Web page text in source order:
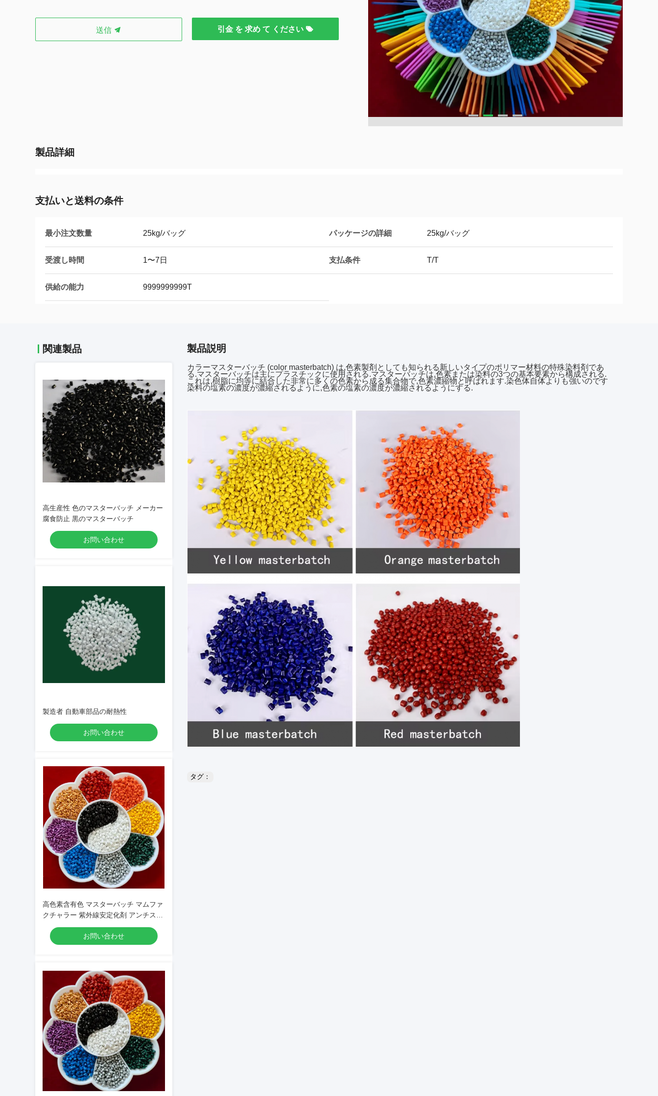
送信 引金 を 求め て ください
製品詳細
支払いと送料の条件
最小注文数量 25kg/バッグ パッケージの詳細 25kg/バッグ
受渡し時間 1〜7日 支払条件 T/T
供給の能力 9999999999T
関連製品
高生産性 色のマスターバッチ メーカー
腐食防止 黒のマスターバッチ
お問い合わせ
製造者 自動車部品の耐熱性
お問い合わせ
高色素含有色 マスターバッチ マムファ
クチャラー 紫外線安定化剤 アンチステ
ティック 調整可能
お問い合わせ
製品説明
カラーマスターバッチ (color masterbatch) は,色素製剤としても知られる新しいタイプのポリマー材料の特殊染料剤であ
る.マスターバッチは主にプラスチックに使用される.マスターバッチは,色素または染料の3つの基本要素から構成される.
これは,樹脂に均等に結合した非常に多くの色素から成る集合物で,色素濃縮物と呼ばれます.染色体自体よりも強いのです
染料の塩素の濃度が濃縮されるように,色素の塩素の濃度が濃縮されるようにする.
タグ：